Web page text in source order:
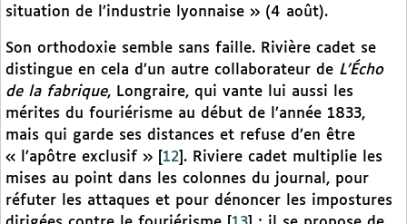
situation de l’industrie lyonnaise » (4 août).
Son orthodoxie semble sans faille. Rivière cadet se
distingue en cela d’un autre collaborateur de L’Écho
de la fabrique, Longraire, qui vante lui aussi les
mérites du fouriérisme au début de l’année 1833,
mais qui garde ses distances et refuse d’en être
« l’apôtre exclusif »
12 . Riviere cadet multiplie les
mises au point dans les colonnes du journal, pour
réfuter les attaques et pour dénoncer les impostures